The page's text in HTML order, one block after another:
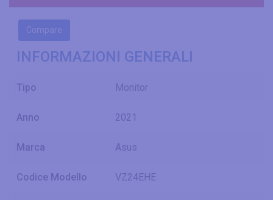
Compare
INFORMAZIONI GENERALI
Tipo Monitor
Anno 2021
Marca Asus
Codice Modello VZ24EHE